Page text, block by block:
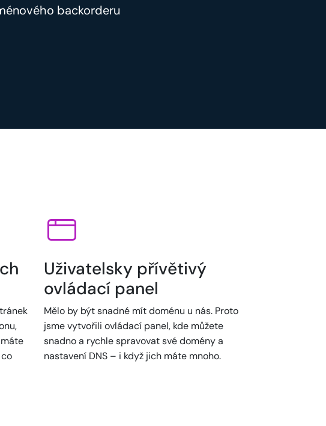
backorderu
Uživatelsky přívětivý
ovládací panel
Mělo by být snadné mít doménu u nás. Proto
jsme vytvořili ovládací panel, kde můžete
snadno a rychle spravovat své domény a
nastavení DNS – i když jich máte mnoho.